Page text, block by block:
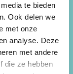
te bieden
Ook delen we
met onze
analyse. Deze
met andere
die ze hebben